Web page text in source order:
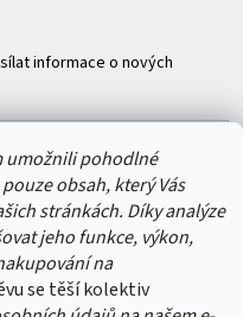
umožnili pohodlné
obsah, který Vás
stránkách. Díky analýze
jeho funkce, výkon,
na
se těší kolektiv
informace o nových
ochrany osobních údajů